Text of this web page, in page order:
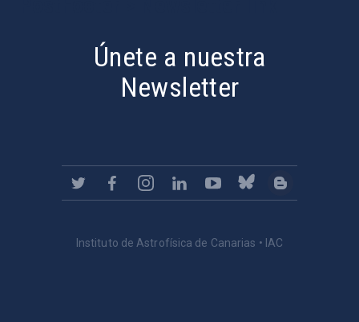
Únete a nuestra
Newsletter
Instituto de Astrofísica de Canarias • IAC